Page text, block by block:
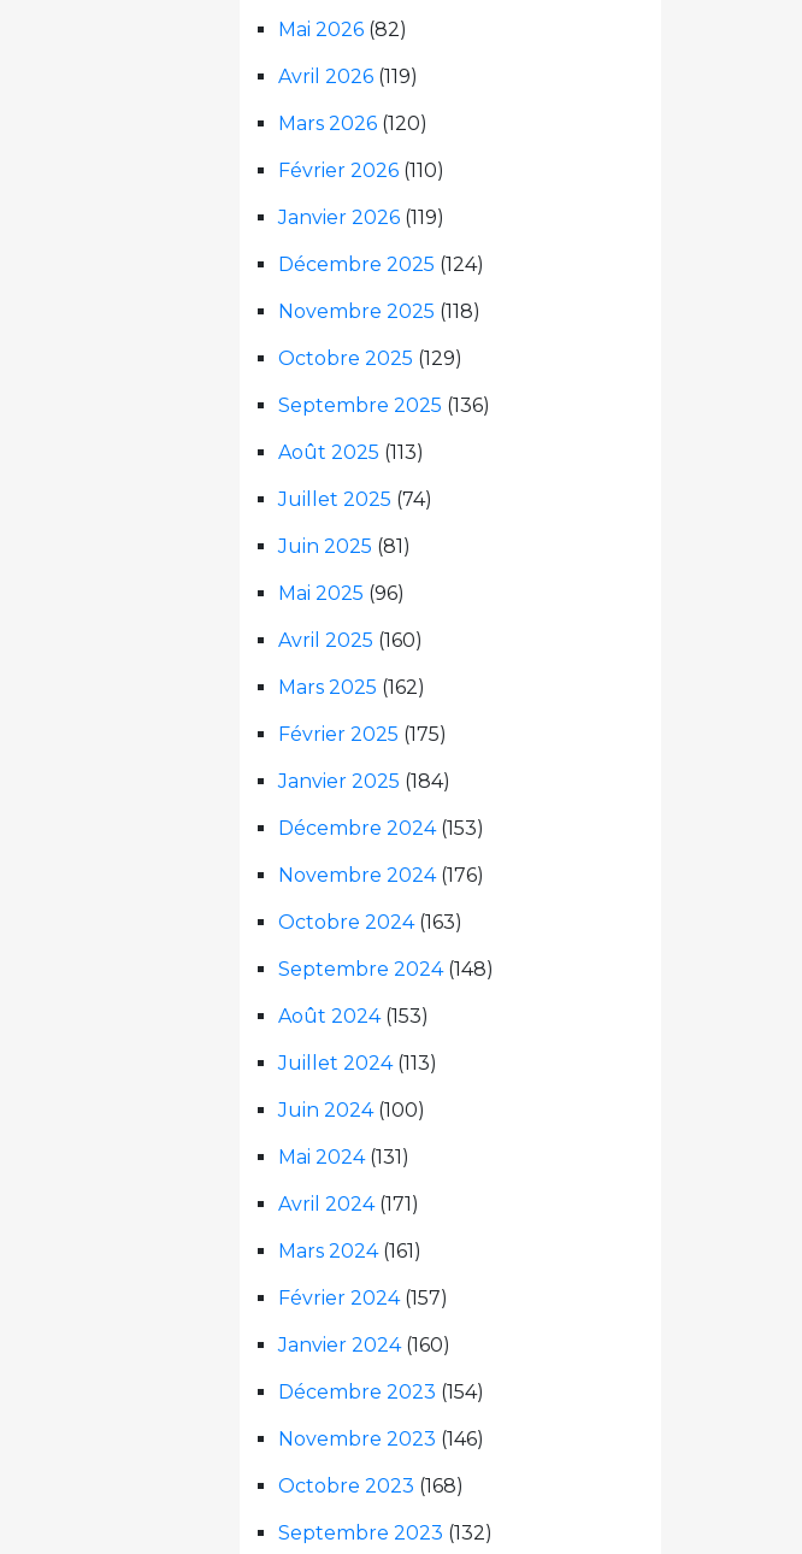
Mai 2026 (82)
Avril 2026 (119)
Mars 2026 (120)
Février 2026 (110)
Janvier 2026 (119)
Décembre 2025 (124)
Novembre 2025 (118)
Octobre 2025 (129)
Septembre 2025 (136)
Août 2025 (113)
Juillet 2025 (74)
Juin 2025 (81)
Mai 2025 (96)
Avril 2025 (160)
Mars 2025 (162)
Février 2025 (175)
Janvier 2025 (184)
Décembre 2024(153)
Novembre 2024(176)
Octobre 2024(163)
Septembre 2024(148)
Août 2024(153)
Juillet 2024(113)
Juin 2024(100)
Mai 2024(131)
Avril 2024(171)
Mars 2024(161)
Février 2024(157)
Janvier 2024(160)
Décembre 2023 (154)
Novembre 2023 (146)
Octobre 2023 (168)
Septembre 2023 (132)